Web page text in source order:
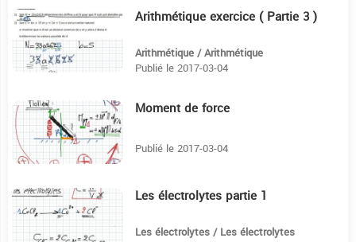
5:29 Arithmétique exercice ( Partie 3 )
Arithmétique / Arithmétique
Publié le 2017-03-04
12:35 Moment de force
Publié le 2017-03-04
10:14 Les électrolytes partie 1
Les électrolytes / Les électrolytes